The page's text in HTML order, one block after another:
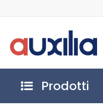
Prodotti